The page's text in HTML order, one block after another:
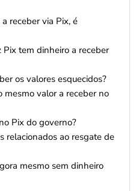
receber via Pix, é
tem dinheiro a receber
os valores esquecidos?
mesmo valor a receber no
Pix do governo?
relacionados ao resgate de
mesmo sem dinheiro